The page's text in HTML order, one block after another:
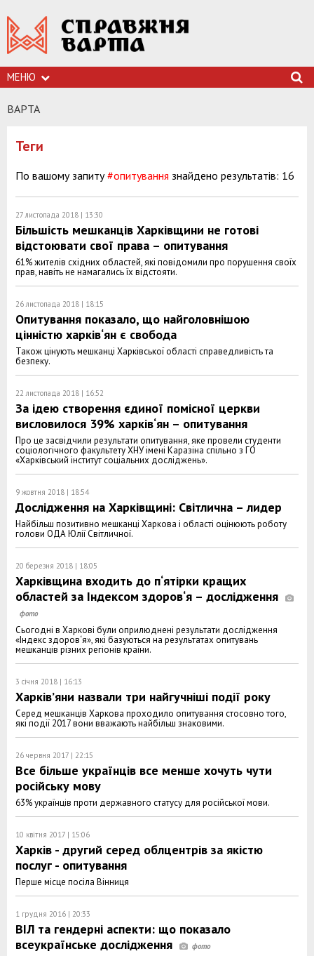
МЕНЮ
ВАРТА
Теги
По вашому запиту#опитування знайдено результатів: 16
27 листопада 2018 | 13:30
Більшість мешканців Харківщини не готові
відстоювати свої права – опитування
61% жителів східних областей, які повідомили про порушення своїх
прав, навіть не намагались їх відстояти.
26 листопада 2018 | 18:15
Опитування показало, що найголовнішою
цінністю харків‘ян є свобода
Також цінують мешканці Харківської області справедливість та
безпеку.
22 листопада 2018 | 16:52
За ідею створення єдиної помісної церкви
висловилося 39% харків‘ян – опитування
Про це засвідчили результати опитування, яке провели студенти
соціологічного факультету ХНУ імені Каразіна спільно з ГО
«Харківський інститут соціальних досліджень».
9 жовтня 2018 | 18:54
Дослідження на Харківщині: Світлична – лидер
Найбільш позитивно мешканці Харкова і області оцінюють роботу
голови ОДА Юлії Світличної.
20 березня 2018 | 18:05
Харківщина входить до п‘ятірки кращих
областей за Індексом здоров‘я – дослідження
Сьогодні в Харкові були оприлюднені результати дослідження
«Індекс здоров‘я», які базуються на результатах опитувань
мешканців різних регіонів країни.
3 січня 2018 | 16:13
Харків’яни назвали три найгучніші події року
Серед мешканців Харкова проходило опитування стосовно того,
які події 2017 вони вважають найбільш знаковими.
26 червня 2017 | 22:15
Все більше українців все менше хочуть чути
російську мову
63% українців проти державного статусу для російської мови.
10 квітня 2017 | 15:06
Харків - другий серед облцентрів за якістю
послуг - опитування
Перше місце посіла Вінниця
1 грудня 2016 | 20:33
ВІЛ та гендерні аспекти: що показало
всеукраїнське дослідження